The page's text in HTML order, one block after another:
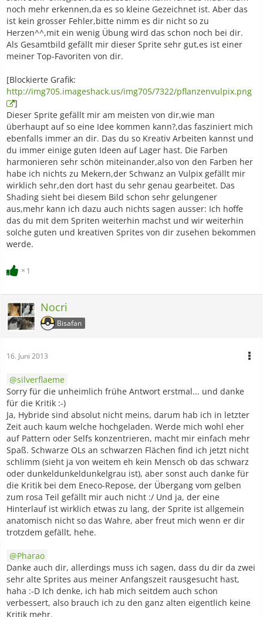
noch mehr erkennen,da es so kleine Gezeichnet ist. Aber das
ist kein grosser Fehler,bitte nimm es dir nicht so zu
Herzen^^,mit ein wenig Übung wird das schon noch bei dir.
Als Gesamtbild gefällt mir dieser Sprite sehr gut,es ist einer
meiner Top-Favoriten von dir.
[Blockierte Grafik:
http://img705.imageshack.us/img705/7322/pflanzenvulpix.png
]
Dieser Sprite gefällt mir am meisten von dir,wie man
überhaupt auf so eine Idee kommen kann?,das fasziniert mich
ebenfalls immer an dir. Das du so Kreativ Arbeiten kannst und
du immer einige guten Ideen auf Lager hast. Die Farben
harmonieren sehr schön miteinander,also von den Farben her
habe ich nichts zu Mekern,der Schwanz an Vulpix gefällt mir
wirklich sehr,den dort hast du sehr genau gearbeitet. Das
Shading sieht bei diesem Bild schon sehr gelungener
aus,mehr kann ich dazu auch nichts sagen ausser: Ich hoffe
das du mit dem Spriten weiterhin machst und wir weiterhin
solche guten und kreativen Sprites von dir zusehen bekommen
werde.
1
Nocri
Bisafan
16. Juni 2013
silverflaeme
Sorry für die unheimlich frühe Antwort erstmal... und danke
für die Kritik :-)
Ja, Hybride sind absolut nicht meins, darum hab ich in letzter
Zeit auch kaum welche hochgeladen. Werde mich wohl eher
auf Pattern oder Selfs konzentrieren, macht mir einfach mehr
Spaß. Schwarze OLs an schwarzen Flächen find ich jetzt nicht
schlimm (sieht ja von weitem eh kein Mensch ob das schwarz
oder dunkeldunkeldunkelgrau ist), aber sonst auch danke für
die Kritik bei dem Eneco-Repose, der Übergang vom gelben
zum rosa Teil gefällt mir auch nicht :/ Und ja, der eine
Hinterlauf ist wirklich etwas zu lang, der Sprite ist allgemein
anatomisch nicht so das Wahre, aber freut mich wenn er dir
trotzdem gefällt, hehe.
Pharao
Danke auch dir, allerdings muss ich sagen, dass du dir da zwei
sehr alte Sprites aus meiner Anfangszeit rausgesucht hast,
haha :-D Ich denke, ich hab mich seitdem auch schon
verbessert, also brauch ich zu den ganz alten eigentlich keine
Kritik mehr.